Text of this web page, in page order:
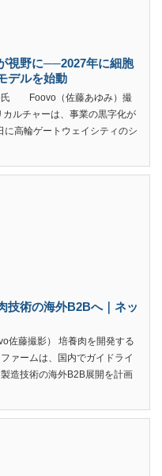
視野に──2027年に細胞
デルを始動
氏 Foovo（佐藤あゆみ）撮
ルチャーは、事業の黒字化が
高輪ゲートウェイシティのシ
技術の海外B2Bへ｜ネッ
佐藤撮影） 培養肉を開発する
ァームは、国内でガイドライ
造技術の海外B2B展開を計画